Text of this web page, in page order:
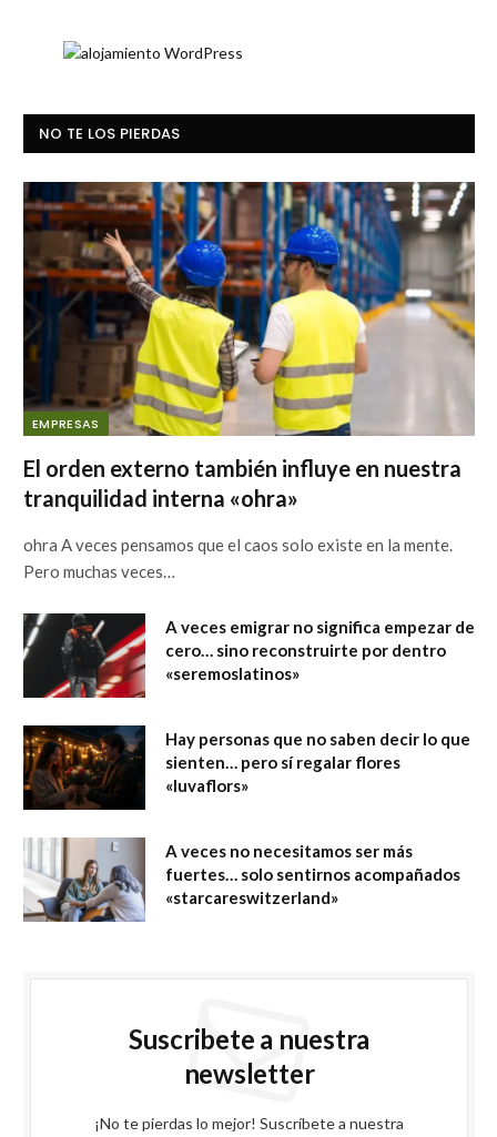
NO TE LOS PIERDAS
EMPRESAS
El orden externo también influye en nuestra
tranquilidad interna «ohra»
ohra A veces pensamos que el caos solo existe en la mente.
Pero muchas veces…
A veces emigrar no significa empezar de
cero… sino reconstruirte por dentro
«seremoslatinos»
Hay personas que no saben decir lo que
sienten… pero sí regalar flores
«luvaflors»
A veces no necesitamos ser más
fuertes… solo sentirnos acompañados
«starcareswitzerland»
Suscribete a nuestra
newsletter
¡No te pierdas lo mejor! Suscríbete a nuestra